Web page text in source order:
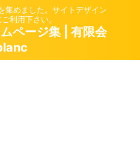
集めました。サイトデザイン
利用下さい。
ページ集 | 有限会